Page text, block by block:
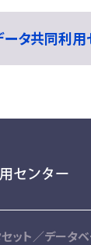
ータ共同利
ット／データ